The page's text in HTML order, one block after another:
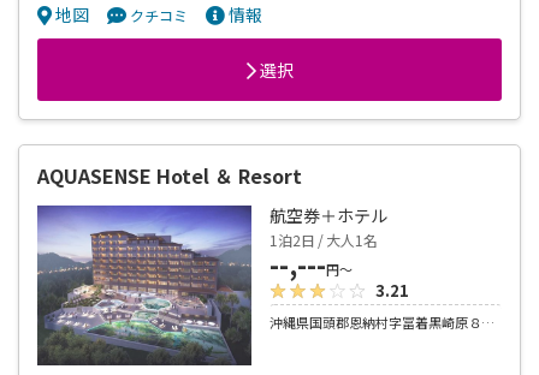
地図 クチコミ 情報
選択
AQUASENSE Hotel ＆ Resort
航空券＋ホテル
1泊2日 / 大人1名
--,---円～
3.21
沖縄県国頭郡恩納村字冨着黒崎原８６番１